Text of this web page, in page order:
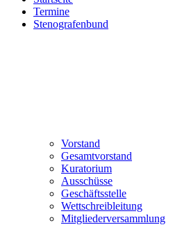
Termine
Stenografenbund
Vorstand
Gesamtvorstand
Kuratorium
Ausschüsse
Geschäftsstelle
Wettschreibleitung
Mitgliederversammlung